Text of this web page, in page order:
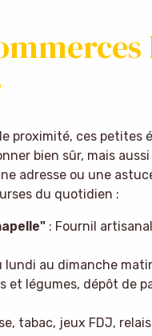
proximité, ces petites
bien sûr, mais
adresse ou une
du quotidien :
: Fournil
au dimanche
légumes, dépôt de
tabac, jeux FDJ,